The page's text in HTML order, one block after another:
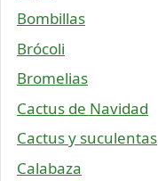
Bombillas
Brócoli
Bromelias
Cactus de Navidad
Cactus y suculentas
Calabaza